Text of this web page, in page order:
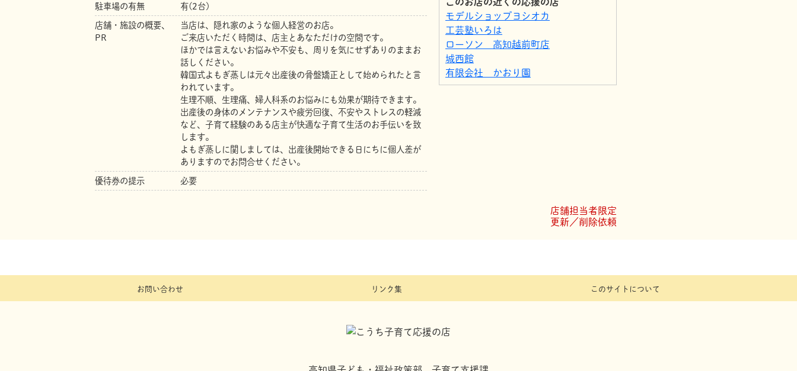
駐車場の有無 有(2台)
店舗・施設の概要、
PR
当店は、隠れ家のような個人経営のお店。
ご来店いただく時間は、店主とあなただけの空間です。
ほかでは言えないお悩みや不安も、周りを気にせずありのままお
話しください。
韓国式よもぎ蒸しは元々出産後の骨盤矯正として始められたと言
われています。
生理不順、生理痛、婦人科系のお悩みにも効果が期待できます。
出産後の身体のメンテナンスや疲労回復、不安やストレスの軽減
など、子育て経験のある店主が快適な子育て生活のお手伝いを致
します。
よもぎ蒸しに関しましては、出産後開始できる日にちに個人差が
ありますのでお問合せください。
優待券の提示 必要
モデルショップヨシオカ
工芸塾いろは
ローソン 高知越前町店
城西館
有限会社 かおり園
株式会社ファースト・コラボレーショ
店舗担当者限定
更新／削除依頼
お問い合わせ リンク集 このサイトについて